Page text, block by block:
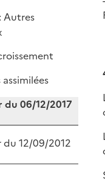
Autres
du 06/12/2017
du 12/09/2012